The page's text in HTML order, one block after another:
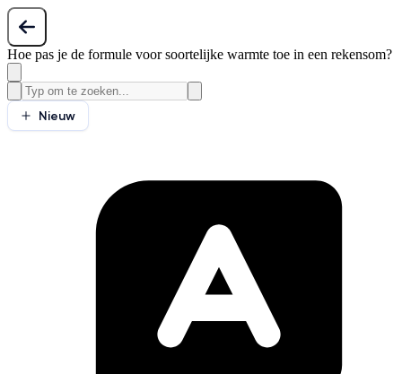
Hoe pas je de formule voor soortelijke warmte toe in een rekensom?
Nieuw